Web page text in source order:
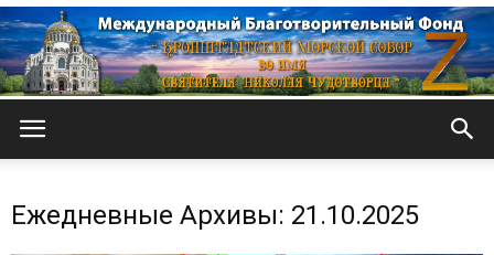
Ежедневные Архивы: 21.10.2025